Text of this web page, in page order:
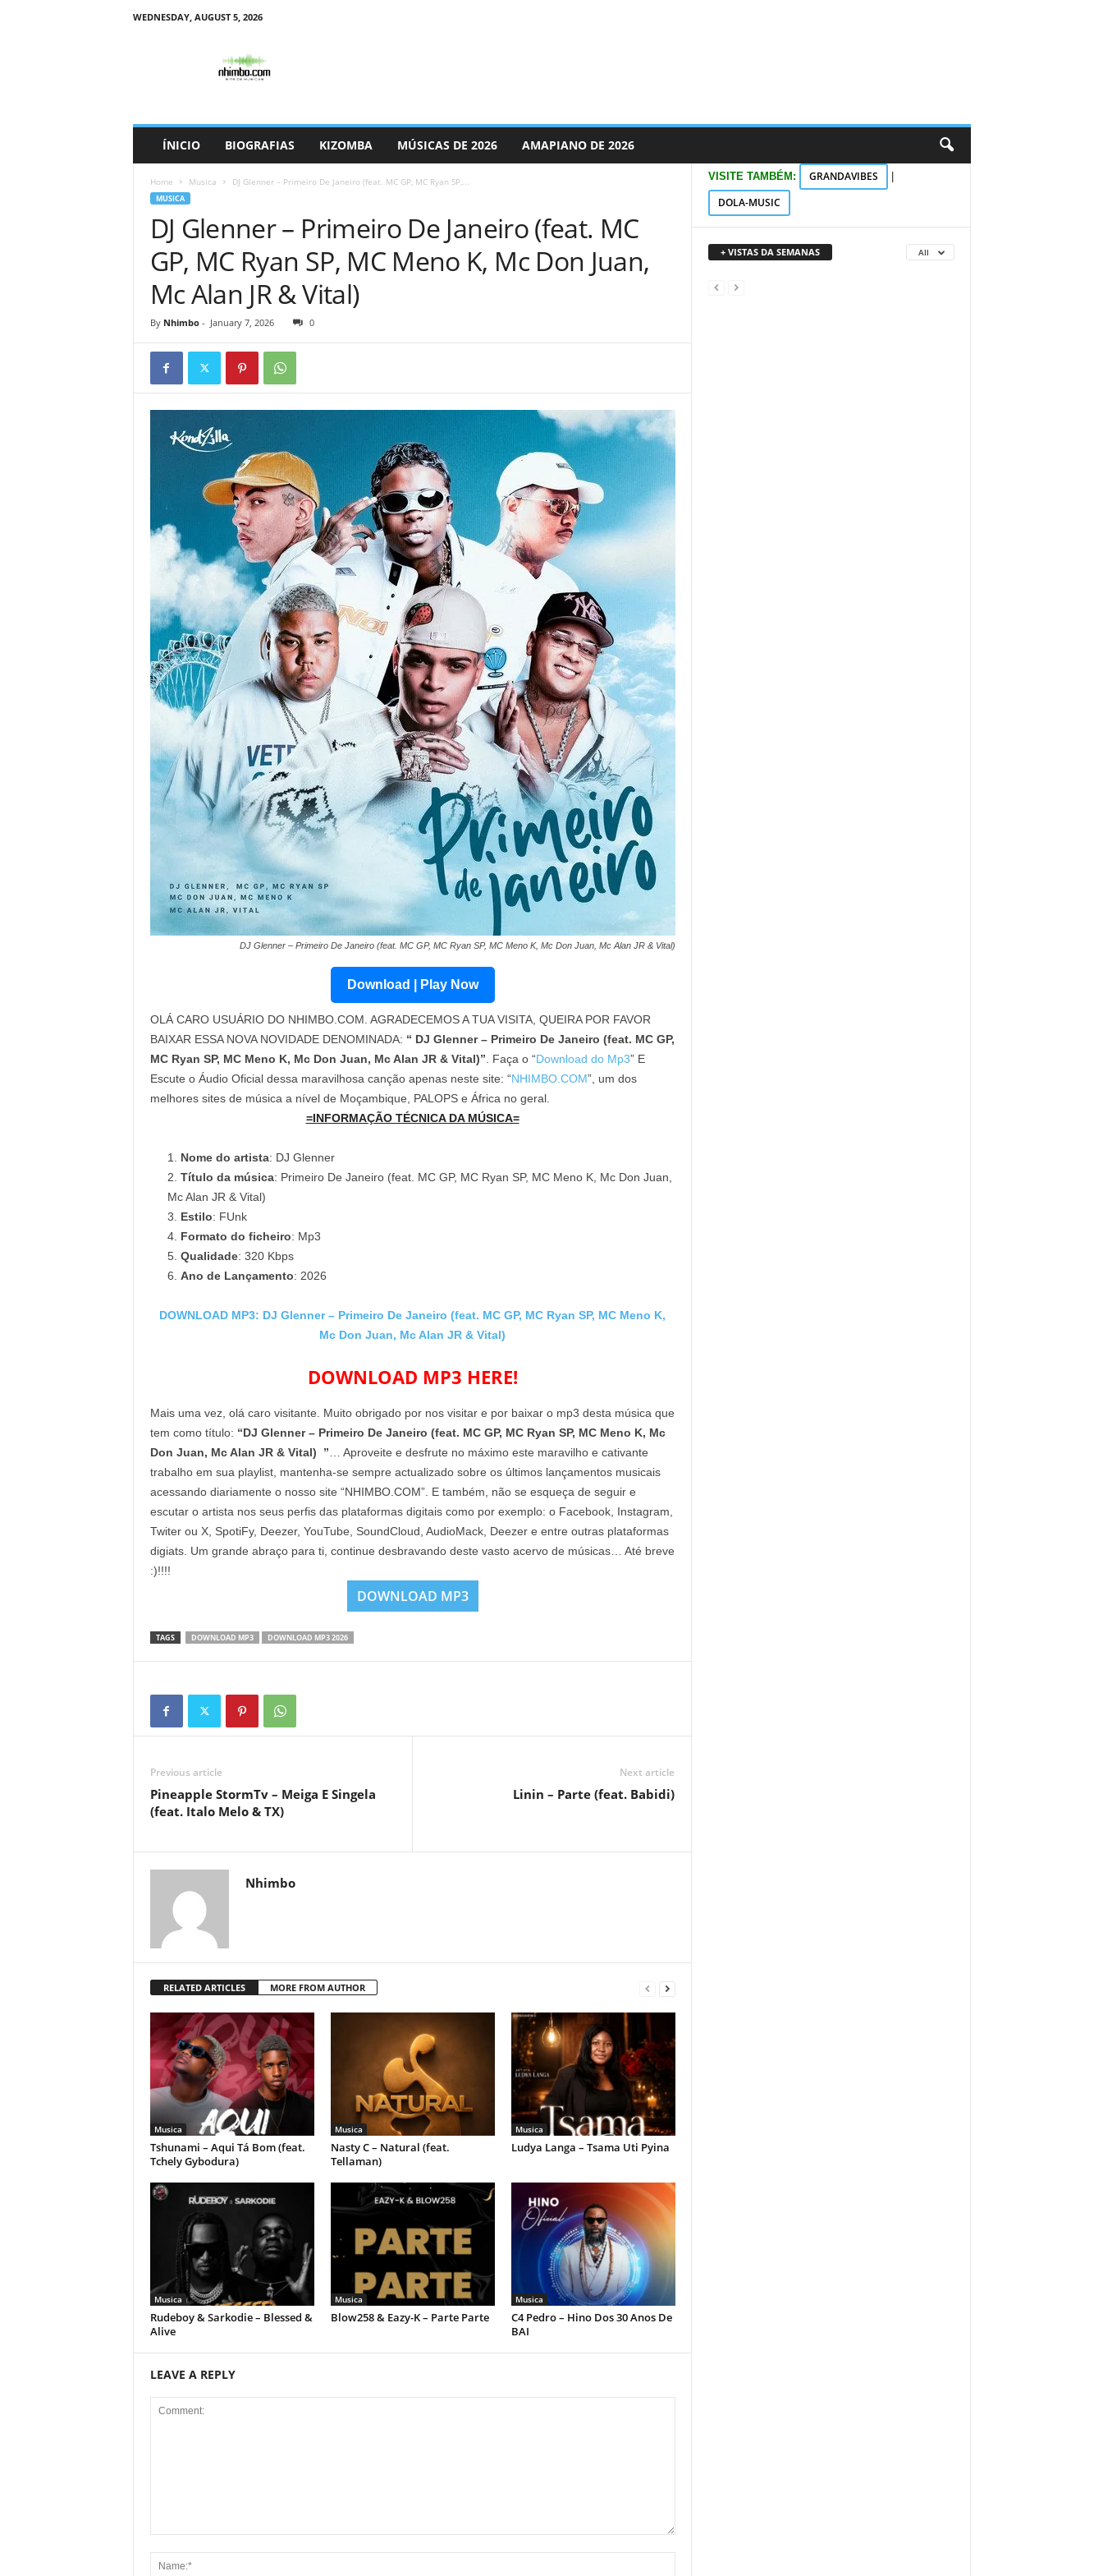
WEDNESDAY, AUGUST 5, 2026
ÍNICIO BIOGRAFIAS KIZOMBA MÚSICAS DE 2026 AMAPIANO DE 2026
Home Musica DJ Glenner – Primeiro De Janeiro (feat. MC GP, MC Ryan SP,...
MUSICA
DJ Glenner – Primeiro De Janeiro (feat. MC
GP, MC Ryan SP, MC Meno K, Mc Don Juan,
Mc Alan JR & Vital)
By Nhimbo- January 7, 2026 0
DJ Glenner – Primeiro De Janeiro (feat. MC GP, MC Ryan SP, MC Meno K, Mc Don Juan, Mc Alan JR & Vital)
Download | Play Now
OLÁ CARO USUÁRIO DO NHIMBO.COM. AGRADECEMOS A TUA VISITA, QUEIRA POR FAVOR
BAIXAR ESSA NOVA NOVIDADE DENOMINADA: “ DJ Glenner – Primeiro De Janeiro (feat. MC GP,
MC Ryan SP, MC Meno K, Mc Don Juan, Mc Alan JR & Vital)” . Faça o “Download do Mp3” E
Escute o Áudio Oficial dessa maravilhosa canção apenas neste site: “NHIMBO.COM”, um dos
melhores sites de música a nível de Moçambique, PALOPS e África no geral.
=INFORMAÇÃO TÉCNICA DA MÚSICA=
Nome do artista: DJ Glenner
Título da música: Primeiro De Janeiro (feat. MC GP, MC Ryan SP, MC Meno K, Mc Don Juan,
Mc Alan JR & Vital)
Estilo: FUnk
Formato do ficheiro: Mp3
Qualidade: 320 Kbps
Ano de Lançamento: 2026
DOWNLOAD MP3: DJ Glenner – Primeiro De Janeiro (feat. MC GP, MC Ryan SP, MC Meno K,
Mc Don Juan, Mc Alan JR & Vital)
DOWNLOAD MP3 HERE!
Mais uma vez, olá caro visitante. Muito obrigado por nos visitar e por baixar o mp3 desta música que
tem como título: “DJ Glenner – Primeiro De Janeiro (feat. MC GP, MC Ryan SP, MC Meno K, Mc
Don Juan, Mc Alan JR & Vital) ” … Aproveite e desfrute no máximo este maravilho e cativante
trabalho em sua playlist, mantenha-se sempre actualizado sobre os últimos lançamentos musicais
acessando diariamente o nosso site “NHIMBO.COM”. E também, não se esqueça de seguir e
escutar o artista nos seus perfis das plataformas digitais como por exemplo: o Facebook, Instagram,
Twiter ou X, SpotiFy, Deezer, YouTube, SoundCloud, AudioMack, Deezer e entre outras plataformas
digiats. Um grande abraço para ti, continue desbravando deste vasto acervo de músicas… Até breve
:)!!!!
DOWNLOAD MP3
TAGS DOWNLOAD MP3 DOWNLOAD MP3 2026
Previous article
Pineapple StormTv – Meiga E Singela
(feat. Italo Melo & TX)
Next article
Linin – Parte (feat. Babidi)
Nhimbo
RELATED ARTICLES MORE FROM AUTHOR
Musica
Tshunami – Aqui Tá Bom (feat.
Tchely Gybodura)
Musica
Nasty C – Natural (feat.
Tellaman)
Musica
Ludya Langa – Tsama Uti Pyina
Musica
Rudeboy & Sarkodie – Blessed &
Alive
Musica
Blow258 & Eazy-K – Parte Parte
Musica
C4 Pedro – Hino Dos 30 Anos De
BAI
LEAVE A REPLY
VISITE TAMBÉM: GRANDAVIBES
DOLA-MUSIC
+ VISTAS DA SEMANAS All